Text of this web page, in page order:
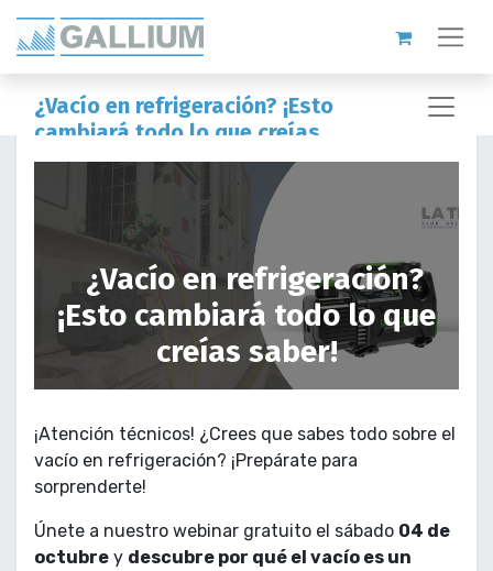
¿Vacío en refrigeración? ¡Esto
cambiará todo lo que creías
saber!
¿Vacío en refrigeración?
¡Esto cambiará todo lo que
creías saber!
¡Atención técnicos! ¿Crees que sabes todo sobre el
vacío en refrigeración? ¡Prepárate para
sorprenderte!
Únete a nuestro webinar gratuito el sábado 04 de
octubre y descubre por qué el vacío es un